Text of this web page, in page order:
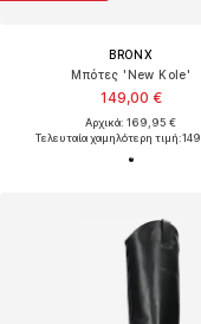
BRONX
Μπότες 'New Kole'
149,00 €
Αρχικά: 169,95 €
Τελευταία χαμηλότερη τιμή: